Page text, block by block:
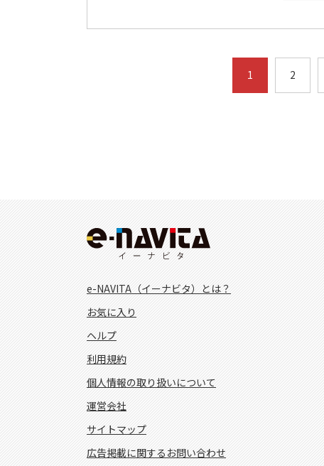
1 2
e-NAVITA（イーナビタ）とは？
お気に入り
ヘルプ
利用規約
個人情報の取り扱いについて
運営会社
サイトマップ
広告掲載に関するお問い合わせ